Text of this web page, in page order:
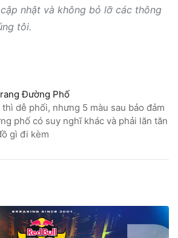
nhật và không bỏ lỡ các thông
tôi.
Đường Phố
dễ phối, nhưng 5 màu sau bảo đảm
phố có suy nghĩ khác và phải lăn tăn
gì đi kèm